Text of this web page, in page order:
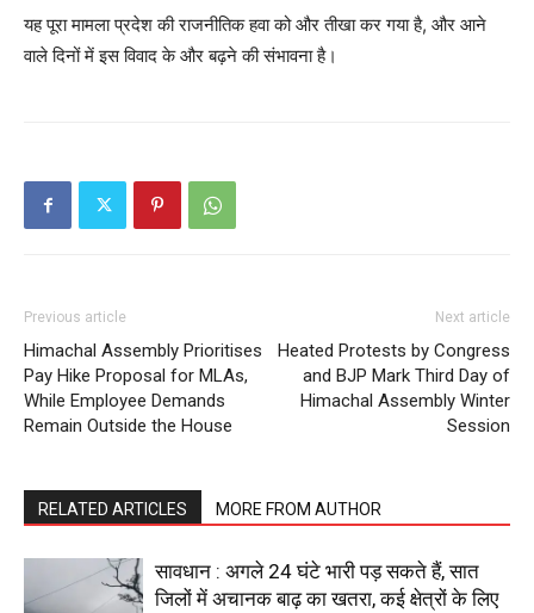
About
Contact us
यह पूरा मामला प्रदेश की राजनीतिक हवा को और तीखा कर गया है, और आने
वाले दिनों में इस विवाद के और बढ़ने की संभावना है।
Previous article
Himachal Assembly Prioritises
Pay Hike Proposal for MLAs,
While Employee Demands
Remain Outside the House
Next article
Heated Protests by Congress
and BJP Mark Third Day of
Himachal Assembly Winter
Session
RELATED ARTICLES MORE FROM AUTHOR
सावधान : अगले 24 घंटे भारी पड़ सकते हैं, सात
जिलों में अचानक बाढ़ का खतरा, कई क्षेत्रों के लिए